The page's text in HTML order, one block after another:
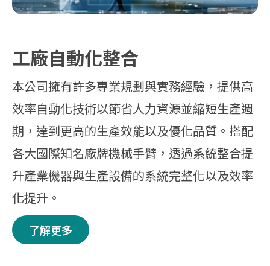
工廠自動化整合
本公司擁有許多專業規劃與實務經驗，提供高
效率自動化技術以節省人力資源並縮短生產週
期，達到更高的生產效能以及優化品質。搭配
各大國際知名廠牌機械手臂，透過系統整合提
升產業機器與生產設備的系統完整化以及效率
化提升。
了解更多